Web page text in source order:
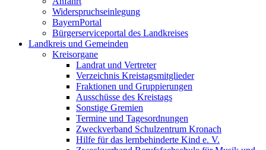
Widerspruchseinlegung
BayernPortal
Bürgerserviceportal des Landkreises
Landkreis und Gemeinden
Kreisorgane
Landrat und Vertreter
Verzeichnis Kreistagsmitglieder
Fraktionen und Gruppierungen
Ausschüsse des Kreistags
Sonstige Gremien
Termine und Tagesordnungen
Zweckverband Schulzentrum Kronach
Hilfe für das lernbehinderte Kind e. V.